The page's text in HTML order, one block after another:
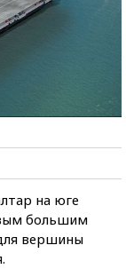
на юге
большим
вершины